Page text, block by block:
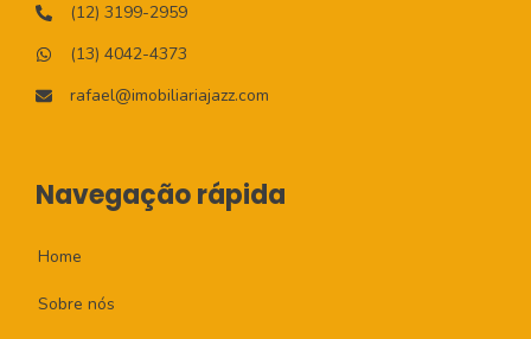
(12) 3199-2959
(13) 4042-4373
rafael@imobiliariajazz.com
Navegação rápida
Home
Sobre nós